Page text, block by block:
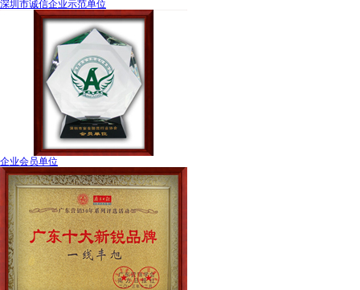
深圳市诚信企业示范单位
企业会员单位